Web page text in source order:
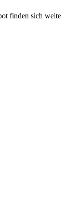
finden sich